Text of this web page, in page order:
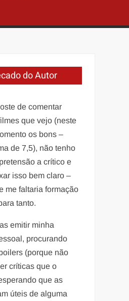
do Autor
de comentar
que vejo (neste
os bons –
de 7,5), não tenho
a crítico e
isso bem claro –
me faltaria formação
tanto.
emitir minha
procurando
(porque não
críticas que o
que as
úteis de alguma